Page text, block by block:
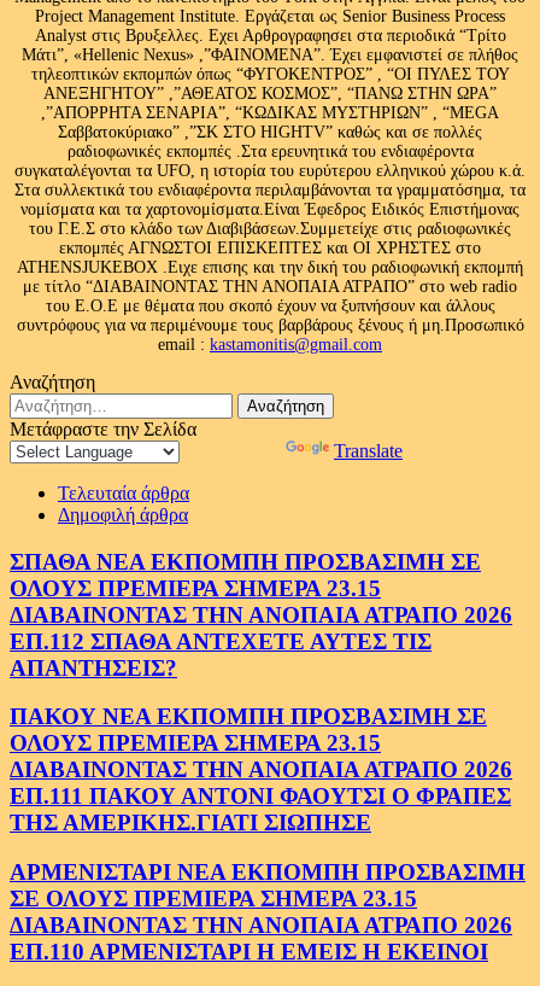
Project Management Institute. Εργάζεται ως Senior Business Process
Analyst στις Βρυξελλες. Εχει Αρθρογραφησει στα περιοδικά “Τρίτο
Μάτι”, «Hellenic Nexus» ,”ΦΑΙΝΟΜΕΝΑ”. Έχει εμφανιστεί σε πλήθος
τηλεοπτικών εκπομπών όπως “ΦΥΓΟΚΕΝΤΡΟΣ” , “ΟΙ ΠΥΛΕΣ ΤΟΥ
ΑΝΕΞΗΓΗΤΟΥ” ,”ΑΘΕΑΤΟΣ ΚΟΣΜΟΣ”, “ΠΑΝΩ ΣΤΗΝ ΩΡΑ”
,”ΑΠΟΡΡΗΤΑ ΣΕΝΑΡΙΑ”, “ΚΩΔΙΚΑΣ ΜΥΣΤΗΡΙΩΝ” , “MEGA
Σαββατοκύριακο” ,”ΣΚ ΣΤΟ HIGHTV” καθώς και σε πολλές
ραδιοφωνικές εκπομπές .Στα ερευνητικά του ενδιαφέροντα
συγκαταλέγονται τα UFO, η ιστορία του ευρύτερου ελληνικού χώρου κ.ά.
Στα συλλεκτικά του ενδιαφέροντα περιλαμβάνονται τα γραμματόσημα, τα
νομίσματα και τα χαρτονομίσματα.Είναι Έφεδρος Ειδικός Επιστήμονας
του Γ.Ε.Σ στο κλάδο των Διαβιβάσεων.Συμμετείχε στις ραδιοφωνικές
εκπομπές ΑΓΝΩΣΤΟΙ ΕΠΙΣΚΕΠΤΕΣ και ΟΙ ΧΡΗΣΤΕΣ στο
ATHENSJUKEBOX .Ειχε επισης και την δική του ραδιοφωνική εκπομπή
με τίτλο “ΔΙΑΒΑΙΝΟΝΤΑΣ ΤΗΝ ΑΝΟΠΑΙΑ ΑΤΡΑΠΟ” στο web radio
του Ε.Ο.Ε με θέματα που σκοπό έχουν να ξυπνήσουν και άλλους
συντρόφους για να περιμένουμε τους βαρβάρους ξένους ή μη.Προσωπικό
email : kastamonitis@gmail.com
Αναζήτηση
Αναζήτηση
για:
Μετάφραστε την Σελίδα
Translate
Τελευταία άρθρα
Δημοφιλή άρθρα
ΣΠΑΘΑ ΝΕΑ ΕΚΠΟΜΠΗ ΠΡΟΣΒΑΣΙΜΗ ΣΕ
ΟΛΟΥΣ ΠΡΕΜΙΕΡΑ ΣΗΜΕΡΑ 23.15
ΔΙΑΒΑΙΝΟΝΤΑΣ ΤΗΝ ΑΝΟΠΑΙΑ ΑΤΡΑΠΟ 2026
ΕΠ.112 ΣΠΑΘΑ ΑΝΤΕΧΕΤΕ ΑΥΤΕΣ ΤΙΣ
ΑΠΑΝΤΗΣΕΙΣ?
ΠΑΚΟΥ ΝΕΑ ΕΚΠΟΜΠΗ ΠΡΟΣΒΑΣΙΜΗ ΣΕ
ΟΛΟΥΣ ΠΡΕΜΙΕΡΑ ΣΗΜΕΡΑ 23.15
ΔΙΑΒΑΙΝΟΝΤΑΣ ΤΗΝ ΑΝΟΠΑΙΑ ΑΤΡΑΠΟ 2026
ΕΠ.111 ΠΑΚΟΥ ΑΝΤΟΝΙ ΦΑΟΥΤΣΙ Ο ΦΡΑΠΕΣ
ΤΗΣ ΑΜΕΡΙΚΗΣ.ΓΙΑΤΙ ΣΙΩΠΗΣΕ
ΑΡΜΕΝΙΣΤΑΡΙ ΝΕΑ ΕΚΠΟΜΠΗ ΠΡΟΣΒΑΣΙΜΗ
ΣΕ ΟΛΟΥΣ ΠΡΕΜΙΕΡΑ ΣΗΜΕΡΑ 23.15
ΔΙΑΒΑΙΝΟΝΤΑΣ ΤΗΝ ΑΝΟΠΑΙΑ ΑΤΡΑΠΟ 2026
ΕΠ.110 ΑΡΜΕΝΙΣΤΑΡΙ Η ΕΜΕΙΣ Η ΕΚΕΙΝΟΙ